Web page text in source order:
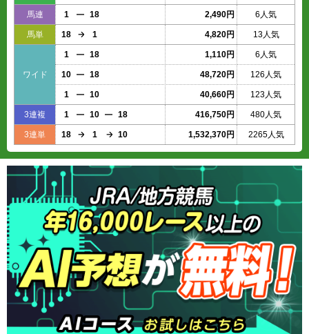
馬連 1 18 2,490円 6人気
馬単 18 1 4,820円 13人気
ワイド
1 18 1,110円 6人気
10 18 48,720円 126人気
1 10 40,660円 123人気
3連複 1 10 18 416,750円 480人気
3連単 18 1 10 1,532,370円 2265人気